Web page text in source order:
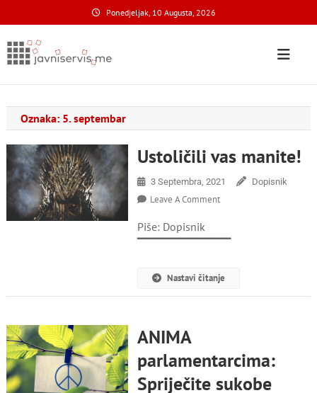
to
content
Ponedjeljak, 10 Augusta, 2026
Javni Servis
Oznaka: 5. septembar
Ustoličili vas manite!
3 Septembra, 2021 Dopisnik
Leave A CommentOn
Manite!
Piše: Dopisnik
Nastavi čitanje
ANIMA
parlamentarcima:
Spriječite sukobe